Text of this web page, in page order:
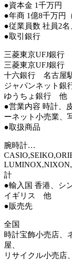
●資本金 1千万円
●年商 1億8千万円
●従業員数 社員2名
●取引銀行
三菱東京UFJ銀行
三菱東京UFJ銀行
十六銀行 名古屋
ジャパンネット銀
ゆうちょ銀行 他
●営業内容 時計、
ーネット小売業、
●取扱商品
腕時計…
計
●輸入国 香港、シ
イギリス 他
●販売先
全国
時計宝飾小売店、
屋、
リサイクル小売店